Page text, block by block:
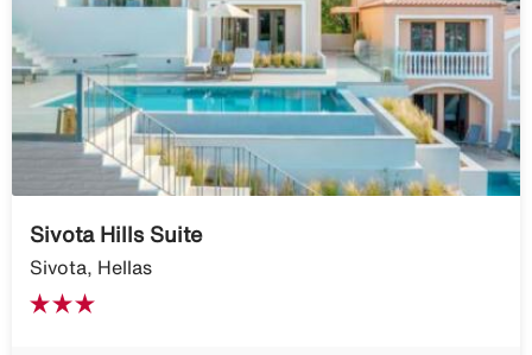
Sivota Hills Suite
Sivota, Hellas